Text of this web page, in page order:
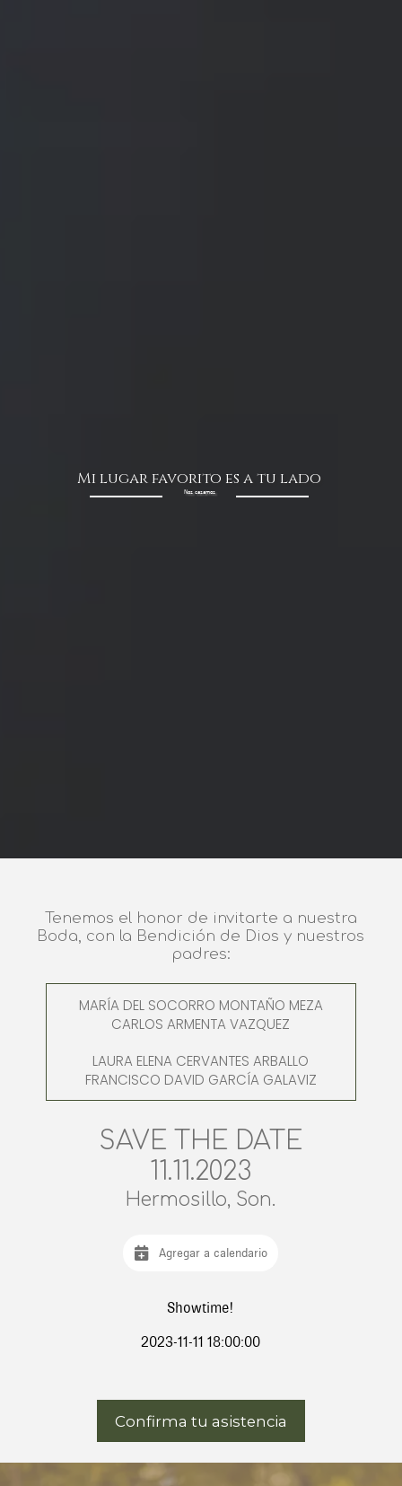
Mi lugar favorito es a tu lado
Nos casamos
Tenemos el honor de invitarte a nuestra
Boda, con la Bendición de Dios y nuestros
padres:
MARÍA DEL SOCORRO MONTAÑO MEZA
CARLOS ARMENTA VAZQUEZ
LAURA ELENA CERVANTES ARBALLO
FRANCISCO DAVID GARCÍA GALAVIZ
SAVE THE DATE
11.11.2023
Hermosillo, Son.
Agregar a calendario
Showtime!
2023-11-11 18:00:00
Confirma tu asistencia